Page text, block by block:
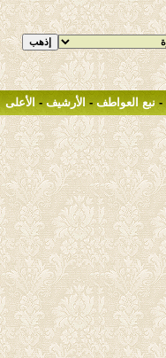
- نبع العواطف - الأرشيف - الأعلى